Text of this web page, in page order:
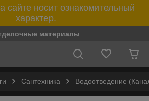
носит ознакомительный
характер.
материалы
Сантехника Водоотведение